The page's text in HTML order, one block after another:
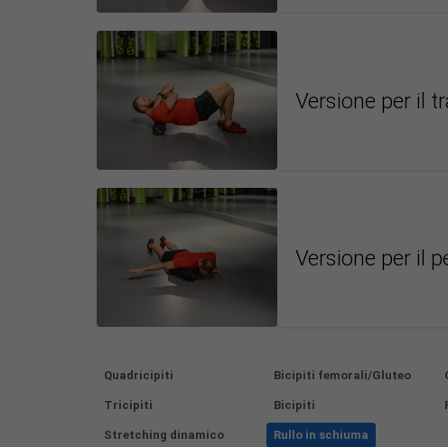
Versione per il
Versione per il
Quadricipiti Bicipiti femorali/Gluteo
Tricipiti Bicipiti
Stretching dinamico Rullo in schiuma